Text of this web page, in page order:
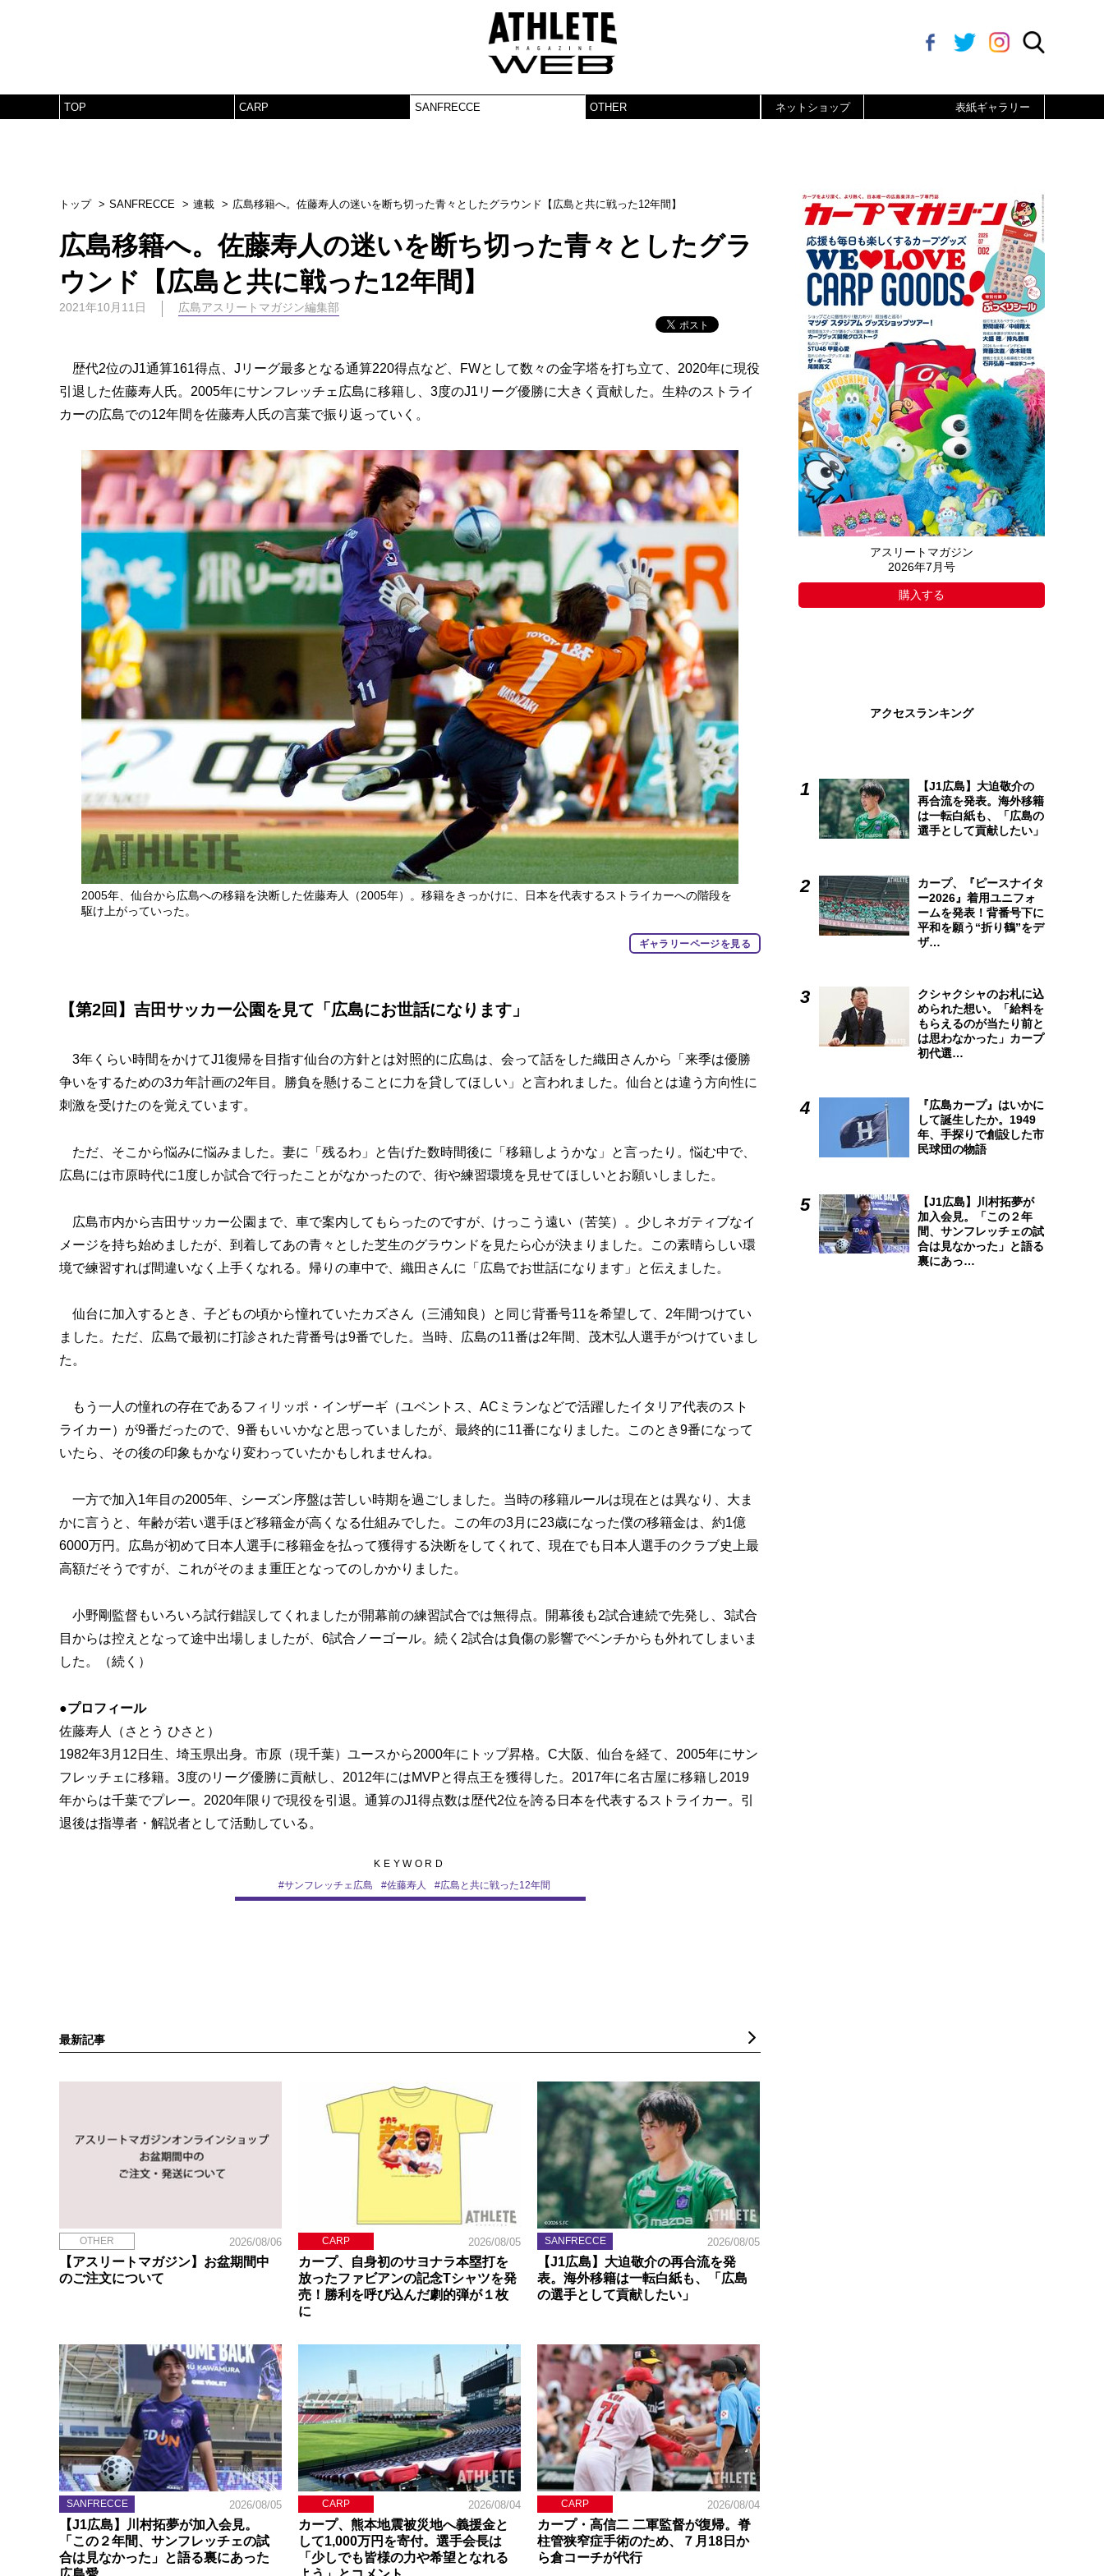
TOP CARP SANFRECCE OTHER ネットショップ 表紙ギャラリー
トップ SANFRECCE 連載 広島移籍へ。佐藤寿人の迷いを断ち切った青々としたグラウンド【広島と共に戦った12年間】
広島移籍へ。佐藤寿人の迷いを断ち切った青々としたグラ
ウンド【広島と共に戦った12年間】
2021年10月11日 広島アスリートマガジン編集部
歴代2位のJ1通算161得点、Jリーグ最多となる通算220得点など、FWとして数々の金字塔を打ち立て、2020年に現役
引退した佐藤寿人氏。2005年にサンフレッチェ広島に移籍し、3度のJ1リーグ優勝に大きく貢献した。生粋のストライ
カーの広島での12年間を佐藤寿人氏の言葉で振り返っていく。
2005年、仙台から広島への移籍を決断した佐藤寿人（2005年）。移籍をきっかけに、日本を代表するストライカーへの階段を
駆け上がっていった。
ギャラリーページを見る
【第2回】吉田サッカー公園を見て「広島にお世話になります」
3年くらい時間をかけてJ1復帰を目指す仙台の方針とは対照的に広島は、会って話をした織田さんから「来季は優勝
争いをするための3カ年計画の2年目。勝負を懸けることに力を貸してほしい」と言われました。仙台とは違う方向性に
刺激を受けたのを覚えています。
ただ、そこから悩みに悩みました。妻に「残るわ」と告げた数時間後に「移籍しようかな」と言ったり。悩む中で、
広島には市原時代に1度しか試合で行ったことがなかったので、街や練習環境を見せてほしいとお願いしました。
広島市内から吉田サッカー公園まで、車で案内してもらったのですが、けっこう遠い（苦笑）。少しネガティブなイ
メージを持ち始めましたが、到着してあの青々とした芝生のグラウンドを見たら心が決まりました。この素晴らしい環
境で練習すれば間違いなく上手くなれる。帰りの車中で、織田さんに「広島でお世話になります」と伝えました。
仙台に加入するとき、子どもの頃から憧れていたカズさん（三浦知良）と同じ背番号11を希望して、2年間つけてい
ました。ただ、広島で最初に打診された背番号は9番でした。当時、広島の11番は2年間、茂木弘人選手がつけていまし
た。
もう一人の憧れの存在であるフィリッポ・インザーギ（ユベントス、ACミランなどで活躍したイタリア代表のスト
ライカー）が9番だったので、9番もいいかなと思っていましたが、最終的に11番になりました。このとき9番になって
いたら、その後の印象もかなり変わっていたかもしれませんね。
一方で加入1年目の2005年、シーズン序盤は苦しい時期を過ごしました。当時の移籍ルールは現在とは異なり、大ま
かに言うと、年齢が若い選手ほど移籍金が高くなる仕組みでした。この年の3月に23歳になった僕の移籍金は、約1億
6000万円。広島が初めて日本人選手に移籍金を払って獲得する決断をしてくれて、現在でも日本人選手のクラブ史上最
高額だそうですが、これがそのまま重圧となってのしかかりました。
小野剛監督もいろいろ試行錯誤してくれましたが開幕前の練習試合では無得点。開幕後も2試合連続で先発し、3試合
目からは控えとなって途中出場しましたが、6試合ノーゴール。続く2試合は負傷の影響でベンチからも外れてしまいま
した。（続く）
●プロフィール
佐藤寿人（さとう ひさと）
1982年3月12日生、埼玉県出身。市原（現千葉）ユースから2000年にトップ昇格。C大阪、仙台を経て、2005年にサン
フレッチェに移籍。3度のリーグ優勝に貢献し、2012年にはMVPと得点王を獲得した。2017年に名古屋に移籍し2019
年からは千葉でプレー。2020年限りで現役を引退。通算のJ1得点数は歴代2位を誇る日本を代表するストライカー。引
退後は指導者・解説者として活動している。
KEYWORD
#サンフレッチェ広島 #佐藤寿人 #広島と共に戦った12年間
最新記事
OTHER 2026/08/06
【アスリートマガジン】お盆期間中
のご注文について
CARP 2026/08/05
カープ、自身初のサヨナラ本塁打を
放ったファビアンの記念Tシャツを発
売！勝利を呼び込んだ劇的弾が１枚
に
SANFRECCE 2026/08/05
【J1広島】大迫敬介の再合流を発
表。海外移籍は一転白紙も、「広島
の選手として貢献したい」
SANFRECCE 2026/08/05
【J1広島】川村拓夢が加入会見。
「この２年間、サンフレッチェの試
合は見なかった」と語る裏にあった
CARP 2026/08/04
カープ、熊本地震被災地へ義援金と
して1,000万円を寄付。選手会長は
「少しでも皆様の力や希望となれる
CARP 2026/08/04
カープ・高信二 二軍監督が復帰。脊
柱管狭窄症手術のため、７月18日か
ら倉コーチが代行
アスリートマガジン
2026年7月号
購入する
アクセスランキング
【J1広島】大迫敬介の
再合流を発表。海外移籍
は一転白紙も、「広島の
選手として貢献したい」
カープ、『ピースナイタ
ー2026』着用ユニフォ
ームを発表！背番号下に
平和を願う“折り鶴”をデ
ザ…
クシャクシャのお札に込
められた想い。「給料を
もらえるのが当たり前と
は思わなかった」カープ
初代選…
『広島カープ』はいかに
して誕生したか。1949
年、手探りで創設した市
民球団の物語
【J1広島】川村拓夢が
加入会見。「この２年
間、サンフレッチェの試
合は見なかった」と語る
裏にあっ…